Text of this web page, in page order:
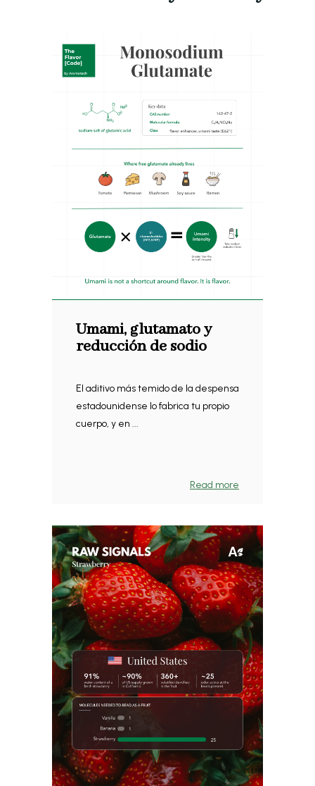
Umami, glutamato y
reducción de sodio
El aditivo más temido de la despensa
estadounidense lo fabrica tu propio
cuerpo, y en ...
Read more